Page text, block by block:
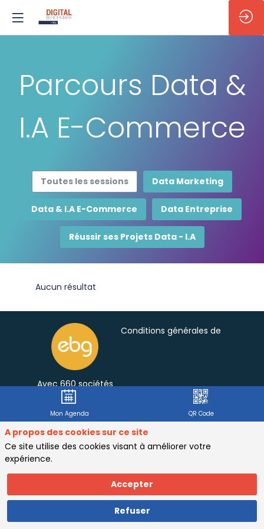
Parcours Data &
I.A E-Commerce
Toutes les sessions Data Marketing
Data & I.A E-Commerce Data Entreprise
Réussir ses Projets Data - I.A
Aucun résultat
Avec 660 sociétés
adhérentes, soit
plus de 110000
professionnels
actifs, l’EBG
20 ans le principal
think-tank français
sur l’innovation
Plus de 220
Conditions générales de
Editions précédentes
FAQ
Mon Agenda QR Code
A propos des cookies sur ce site
Ce site utilise des cookies visant à améliorer votre
expérience.
Accepter
Refuser